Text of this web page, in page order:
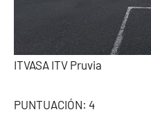
ITVASA ITV Pruvia
PUNTUACIÓN: 4